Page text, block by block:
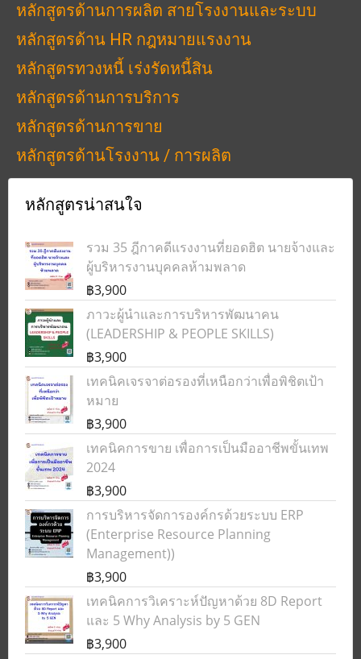
หลักสูตรด้านการผลิต สายโรงงานและระบบ
หลักสูตรด้าน HR กฎหมายแรงงาน
หลักสูตรทวงหนี้ เร่งรัดหนี้สิน
หลักสูตรด้านการบริการ
หลักสูตรด้านการขาย
หลักสูตรด้านโรงงาน / การผลิต
หลักสูตรน่าสนใจ
รวม 35 ฎีกาคดีแรงงานที่ยอดฮิต นายจ้างและ
ผู้บริหารงานบุคคลห้ามพลาด
฿3,900
ภาวะผู้นำและการบริหารพัฒนาคน
(LEADERSHIP & PEOPLE SKILLS)
฿3,900
เทคนิคเจรจาต่อรองที่เหนือกว่าเพื่อพิชิตเป้า
หมาย
฿3,900
เทคนิคการขาย เพื่อการเป็นมืออาชีพขั้นเทพ
2024
฿3,900
การบริหารจัดการองค์กรด้วยระบบ ERP
(Enterprise Resource Planning
Management))
฿3,900
เทคนิคการวิเคราะห์ปัญหาด้วย 8D Report
และ 5 Why Analysis by 5 GEN
฿3,900